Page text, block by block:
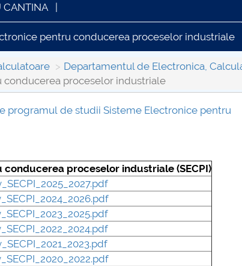
CANTINA
pentru conducerea proceselor industriale
Departamentul de Electronica,
proceselor industriale
programul de studii Sisteme Electronice pentru
proceselor industriale (SECPI)